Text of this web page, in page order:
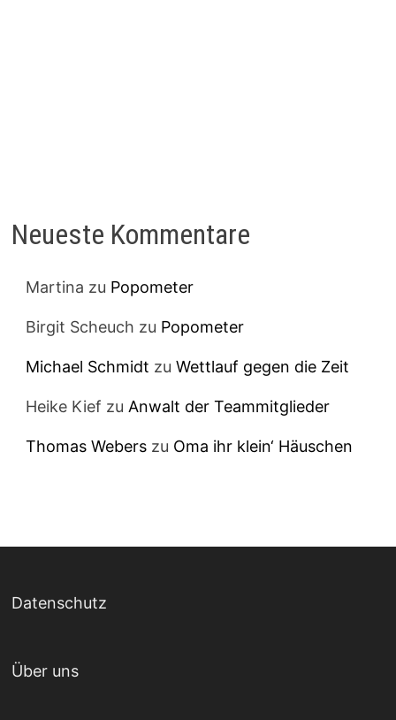
Neueste Kommentare
Martina zu Popometer
Birgit Scheuch zu Popometer
Michael Schmidt zuWettlauf gegen die Zeit
Heike Kief zu Anwalt der Teammitglieder
Thomas Webers zu Oma ihr klein‘ Häuschen
Datenschutz
Über uns